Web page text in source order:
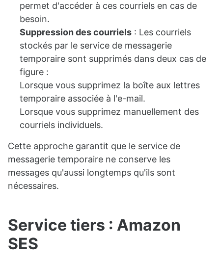
permet d'accéder à ces courriels en cas de
besoin.
Suppression des courriels : Les courriels
stockés par le service de messagerie
temporaire sont supprimés dans deux cas de
figure :
Lorsque vous supprimez la boîte aux lettres
temporaire associée à l'e-mail.
Lorsque vous supprimez manuellement des
courriels individuels.
Cette approche garantit que le service de
messagerie temporaire ne conserve les
messages qu'aussi longtemps qu'ils sont
nécessaires.
Service tiers : Amazon
SES